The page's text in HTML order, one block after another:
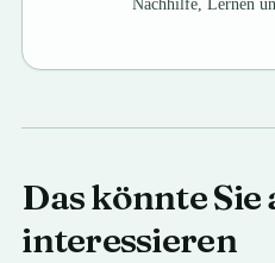
Nachhilfe, Lernen
Das könnte Sie
interessieren